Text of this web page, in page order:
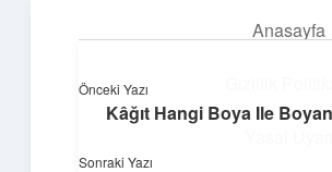
Anasayfa
Süper Bilgi
Önceki Yazı
Kâğıt Hangi Boya Ile
Sonraki Yazı